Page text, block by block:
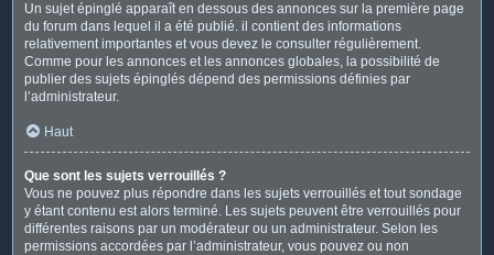
Un sujet épinglé apparaît en dessous des annonces sur la première page
du forum dans lequel il a été publié. il contient des informations
relativement importantes et vous devez le consulter régulièrement.
Comme pour les annonces et les annonces globales, la possibilité de
publier des sujets épinglés dépend des permissions définies par
l’administrateur.
Haut
Que sont les sujets verrouillés ?
Vous ne pouvez plus répondre dans les sujets verrouillés et tout sondage
y étant contenu est alors terminé. Les sujets peuvent être verrouillés pour
différentes raisons par un modérateur ou un administrateur. Selon les
permissions accordées par l’administrateur, vous pouvez ou non